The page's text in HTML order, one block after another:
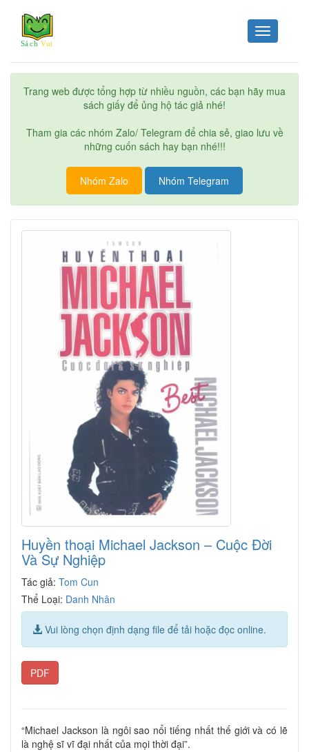
Toggle
navigation
Trang web được tổng hợp từ nhiều nguồn, các bạn hãy mua
sách giấy để ủng hộ tác giả nhé!
Tham gia các nhóm Zalo/ Telegram để chia sẻ, giao lưu về
những cuốn sách hay bạn nhé!!!
Nhóm Zalo Nhóm Telegram
Huyền thoại Michael Jackson – Cuộc Đời
Và Sự Nghiệp
Tác giả: Tom Cun
Thể Loại: Danh Nhân
Vui lòng chọn định dạng file để tải hoặc đọc online.
PDF
“Michael Jackson là ngôi sao nổi tiếng nhất thế giới và có lẽ
là nghệ sĩ vĩ đại nhất của mọi thời đại”.